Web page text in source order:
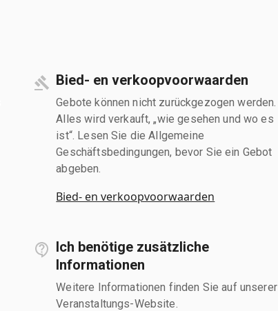
Bied- en verkoopvoorwaarden
Gebote können nicht zurückgezogen werden.
Alles wird verkauft, „wie gesehen und wo es
ist“. Lesen Sie die Allgemeine
Geschäftsbedingungen, bevor Sie ein Gebot
abgeben.
Bied- en verkoopvoorwaarden
Ich benötige zusätzliche
Informationen
Weitere Informationen finden Sie auf unserer
Veranstaltungs-Website.